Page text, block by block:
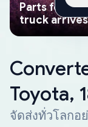
Parts found
truck arrives
Toyota,
จัดส่งทั่วโลกอ